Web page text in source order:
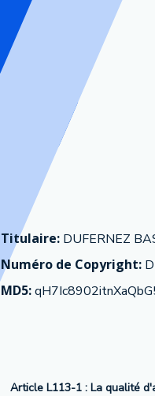
Titulaire: DUFERNEZ
Numéro de Copyright:
MD5:
Article L113-1 : La qualité